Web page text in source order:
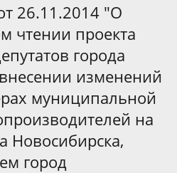
26.11.2014 "О
чтении проекта
города
изменений
муниципальной
на
Новосибирска,
город